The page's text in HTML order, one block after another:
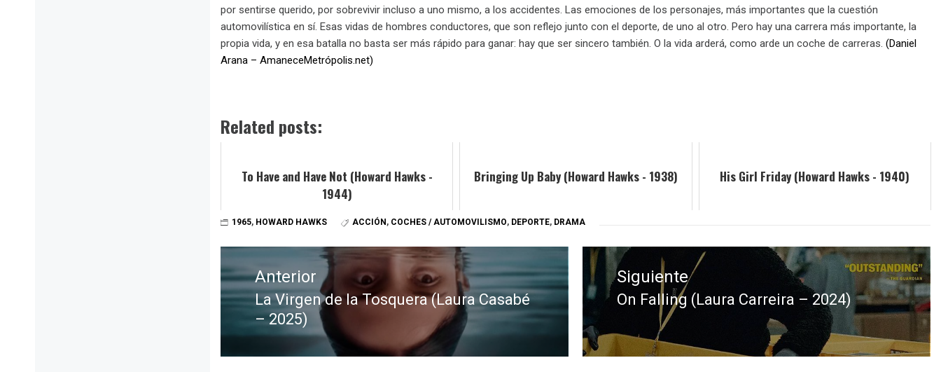
por sentirse querido, por sobrevivir incluso a uno mismo, a los accidentes. Las emociones de los personajes, más importantes que la cuestión
automovilística en sí. Esas vidas de hombres conductores, que son reflejo junto con el deporte, de uno al otro. Pero hay una carrera más importante, la
propia vida, y en esa batalla no basta ser más rápido para ganar: hay que ser sincero también. O la vida arderá, como arde un coche de carreras. (Daniel
Arana – AmaneceMetrópolis.net)
Related posts:
To Have and Have Not (Howard Hawks -
1944)
Bringing Up Baby (Howard Hawks - 1938) His Girl Friday (Howard Hawks - 1940)
1965, HOWARD HAWKS ACCIÓN , COCHES / AUTOMOVILISMO, DEPORTE, DRAMA
Navegación
de
entradas
Anterior
Entrada
anterior:
La Virgen de la Tosquera (Laura Casabé
– 2025)
Siguiente
Entrada
siguiente:
On Falling (Laura Carreira – 2024)